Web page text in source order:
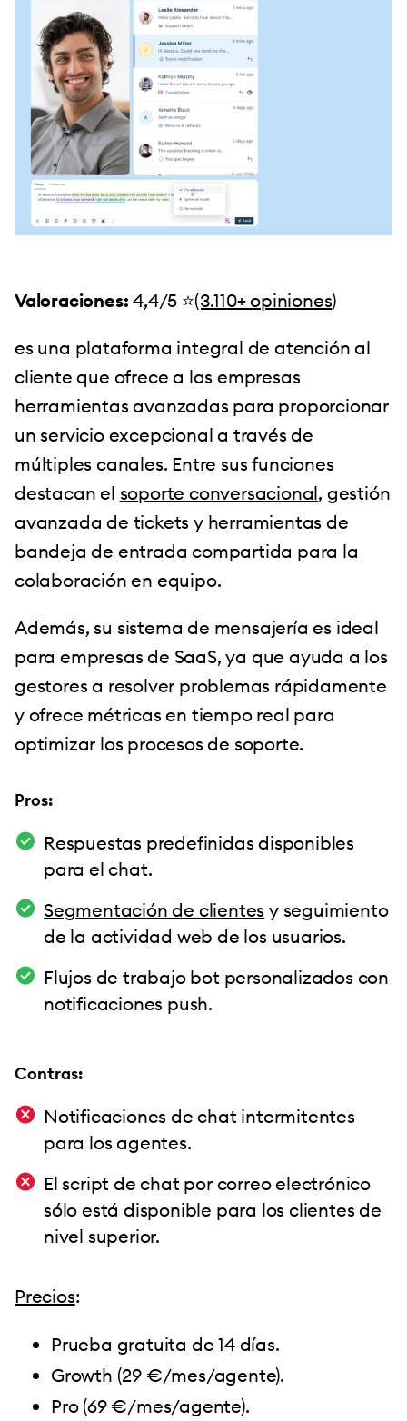
Valoraciones: 4,4/5 ⭐️(3.110+ opiniones)
es una plataforma integral de atención al
cliente que ofrece a las empresas
herramientas avanzadas para proporcionar
un servicio excepcional a través de
múltiples canales. Entre sus funciones
destacan el soporte conversacional, gestión
avanzada de tickets y herramientas de
bandeja de entrada compartida para la
colaboración en equipo.
Además, su sistema de mensajería es ideal
para empresas de SaaS, ya que ayuda a los
gestores a resolver problemas rápidamente
y ofrece métricas en tiempo real para
optimizar los procesos de soporte.
Pros:
Respuestas predefinidas disponibles
para el chat.
Segmentación de clientes y seguimiento
de la actividad web de los usuarios.
Flujos de trabajo bot personalizados con
notificaciones push.
Contras:
Notificaciones de chat intermitentes
para los agentes.
El script de chat por correo electrónico
sólo está disponible para los clientes de
nivel superior.
Precios:
Prueba gratuita de 14 días.
Growth (29 €/mes/agente).
Pro (69 €/mes/agente).